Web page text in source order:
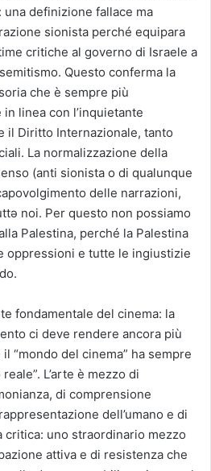
una definizione fallace ma
sionista perché equipara
critiche al governo di Israele a
Questo conferma la
che è sempre più
linea con l’inquietante
il Diritto Internazionale, tanto
La normalizzazione della
(anti sionista o di qualunque
delle narrazioni,
noi. Per questo non possiamo
Palestina, perché la Palestina
oppressioni e tutte le ingiustizie
fondamentale del cinema: la
ci deve rendere ancora più
“mondo del cinema” ha sempre
L’arte è mezzo di
di comprensione
dell’umano e di
critica: uno straordinario mezzo
attiva e di resistenza che